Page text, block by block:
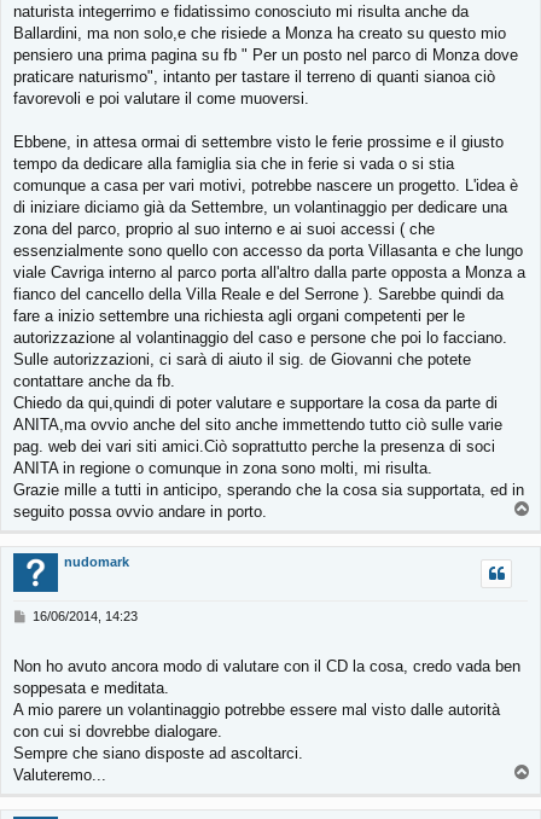
naturista integerrimo e fidatissimo conosciuto mi risulta anche da
Ballardini, ma non solo,e che risiede a Monza ha creato su questo mio
pensiero una prima pagina su fb " Per un posto nel parco di Monza dove
praticare naturismo", intanto per tastare il terreno di quanti sianoa ciò
favorevoli e poi valutare il come muoversi.
Ebbene, in attesa ormai di settembre visto le ferie prossime e il giusto
tempo da dedicare alla famiglia sia che in ferie si vada o si stia
comunque a casa per vari motivi, potrebbe nascere un progetto. L'idea è
di iniziare diciamo già da Settembre, un volantinaggio per dedicare una
zona del parco, proprio al suo interno e ai suoi accessi ( che
essenzialmente sono quello con accesso da porta Villasanta e che lungo
viale Cavriga interno al parco porta all'altro dalla parte opposta a Monza a
fianco del cancello della Villa Reale e del Serrone ). Sarebbe quindi da
fare a inizio settembre una richiesta agli organi competenti per le
autorizzazione al volantinaggio del caso e persone che poi lo facciano.
Sulle autorizzazioni, ci sarà di aiuto il sig. de Giovanni che potete
contattare anche da fb.
Chiedo da qui,quindi di poter valutare e supportare la cosa da parte di
ANITA,ma ovvio anche del sito anche immettendo tutto ciò sulle varie
pag. web dei vari siti amici.Ciò soprattutto perche la presenza di soci
ANITA in regione o comunque in zona sono molti, mi risulta.
Grazie mille a tutti in anticipo, sperando che la cosa sia supportata, ed in
seguito possa ovvio andare in porto.
p
nudomark
M
s
a
g
i
o
16/06/2014, 14:23
Non ho avuto ancora modo di valutare con il CD la cosa, credo vada ben
soppesata e meditata.
A mio parere un volantinaggio potrebbe essere mal visto dalle autorità
con cui si dovrebbe dialogare.
Sempre che siano disposte ad ascoltarci.
Valuteremo...
p